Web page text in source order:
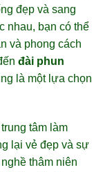
đẹp và sang
nhau, bạn có thể
và phong cách
đài phun
là một lựa chọn
tâm làm
lại vẻ đẹp và sự
thâm niên